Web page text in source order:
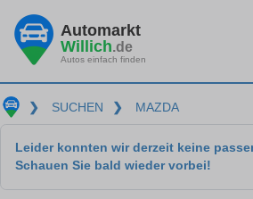
Automarkt
Willich.de
Autos einfach finden
❯ SUCHEN ❯ MAZDA
Leider konnten wir derzeit keine
Schauen Sie bald wieder vorbei!